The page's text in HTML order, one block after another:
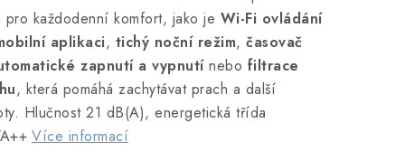
pro každodenní komfort, jako je Wi-Fi ovládání
aplikaci, tichý noční režim, časovač
zapnutí a vypnutínebo filtrace
, která pomáhá zachytávat prach a další
Hlučnost 21 dB(A), energetická třída
Více informací